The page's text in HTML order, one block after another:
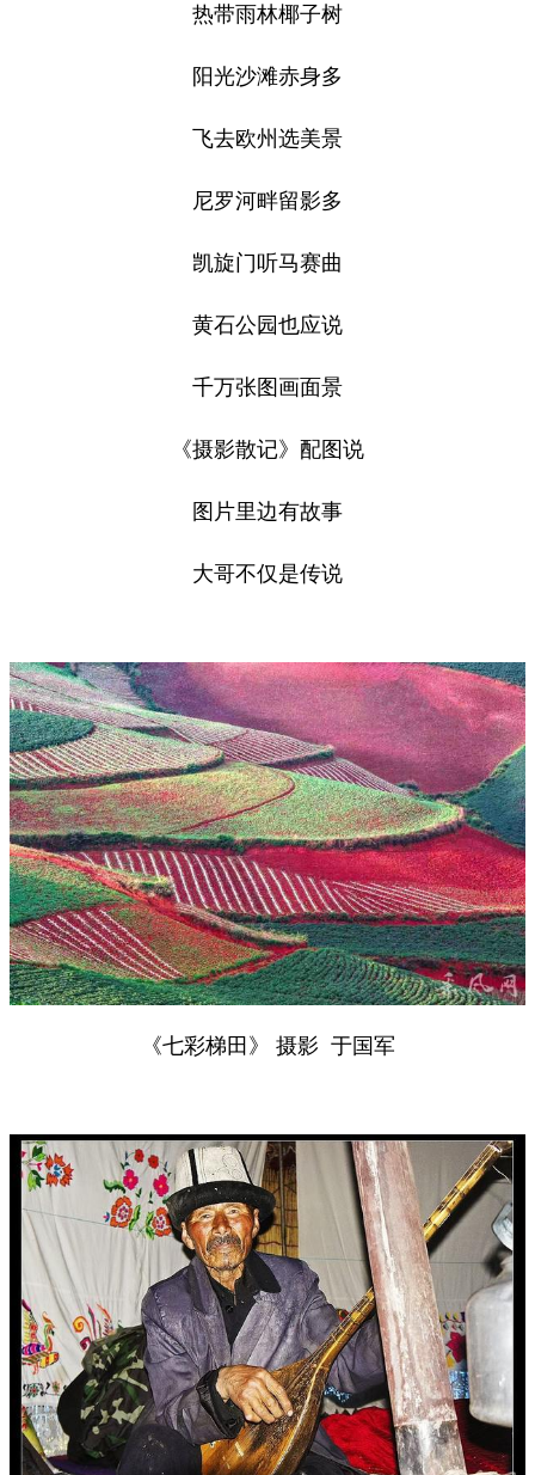
热带雨林椰子树
阳光沙滩赤身多
飞去欧州选美景
尼罗河畔留影多
凯旋门听马赛曲
黄石公园也应说
千万张图画面景
《摄影散记》配图说
图片里边有故事
大哥不仅是传说
《七彩梯田》 摄影 于国军